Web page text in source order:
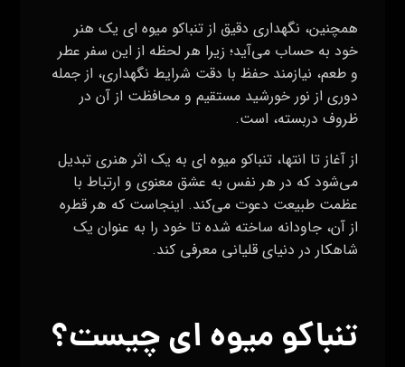
همچنین، نگهداری دقیق از تنباکو میوه ای یک هنر
خود به حساب می‌آید؛ زیرا هر لحظه از این سفر عطر
و طعم، نیازمند حفظ با دقت شرایط نگهداری، از جمله
دوری از نور خورشید مستقیم و محافظت از آن در
ظروف دربسته، است.
از آغاز تا انتها، تنباکو میوه ای به یک اثر هنری تبدیل
می‌شود که در هر نفس به عشق معنوی و ارتباط با
عظمت طبیعت دعوت می‌کند. اینجاست که هر قطره
از آن، جاودانه ساخته شده تا خود را به عنوان یک
شاهکار در دنیای قلیانی معرفی کند.
تنباکو میوه ای چیست؟